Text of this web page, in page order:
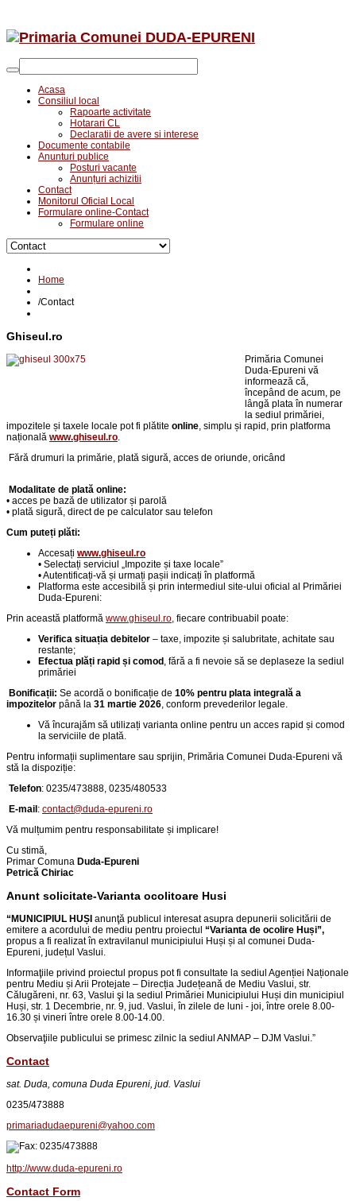
Acasa
Consiliul local
Rapoarte activitate
Hotarari CL
Declaratii de avere si interese
Documente contabile
Anunturi publice
Posturi vacante
Anunțuri achizitii
Contact
Monitorul Oficial Local
Formulare online-Contact
Formulare online
Home
/Contact
Ghiseul.ro
Primăria Comunei
Duda-Epureni vă
informează că,
începând de acum, pe
lângă plata în numerar
la sediul primăriei,
impozitele și taxele locale pot fi plătite online, simplu și rapid, prin platforma
națională www.ghiseul.ro.
Fără drumuri la primărie, p lată sigură, acces de oriunde, oricând
Modalitate de plată online:
• acces pe bază de utilizator și parolă
• plată sigură, direct de pe calculator sau telefon
Cum puteți plăti:
Accesați www.ghiseul.ro
• Selectați serviciul „Impozite și taxe locale”
• Autentificați-vă și urmați pașii indicați în platformă
Platforma este accesibilă și prin intermediul site-ului oficial al Primăriei
Duda-Epureni:
Prin această platformă www.ghiseul.ro, fiecare contribuabil poate:
Verifica situația debitelor – taxe, impozite și salubritate, achitate sau
restante;
Efectua plăți rapid și comod , fără a fi nevoie să se deplaseze la sediul
primăriei
Bonificații: Se acordă o bonificație de 10% pentru plata integrală a
impozitelor până la 31 martie 2026, conform prevederilor legale.
Vă încurajăm să utilizați varianta online pentru un acces rapid și comod
la serviciile de plată.
Pentru informații suplimentare sau sprijin, Primăria Comunei Duda-Epureni vă
stă la dispoziție:
Telefon: 0235/473888, 0235/480533
E-mail : contact@duda-epureni.ro
Vă mulțumim pentru responsabilitate și implicare!
Cu stimă,
Primar Comuna Duda-Epureni
Petrică Chiriac
Anunt solicitate-Varianta ocolitoare Husi
“MUNICIPIUL HUȘI anunţă publicul interesat asupra depunerii solicitării de
emitere a acordului de mediu pentru proiectul “Varianta de ocolire Huși”,
propus a fi realizat în extravilanul municipiului Huși și al comunei Duda-
Epureni, județul Vaslui.
Informaţiile privind proiectul propus pot fi consultate la sediul Agenției Naționale
pentru Mediu și Arii Protejate – Direcția Județeană de Mediu Vaslui, str.
Călugăreni, nr. 63, Vaslui şi la sediul Primăriei Municipiului Huși din municipiul
Huși, str. 1 Decembrie, nr. 9, jud. Vaslui, în zilele de luni - joi, între orele 8.00-
16.30 și vineri între orele 8.00-14.00.
Observaţiile publicului se primesc zilnic la sediul ANMAP – DJM Vaslui.”
Contact
sat. Duda, comuna Duda Epureni, jud. Vaslui
0235/473888
primariadudaepureni@yahoo.com
0235/473888
http://www.duda-epureni.ro
Contact Form